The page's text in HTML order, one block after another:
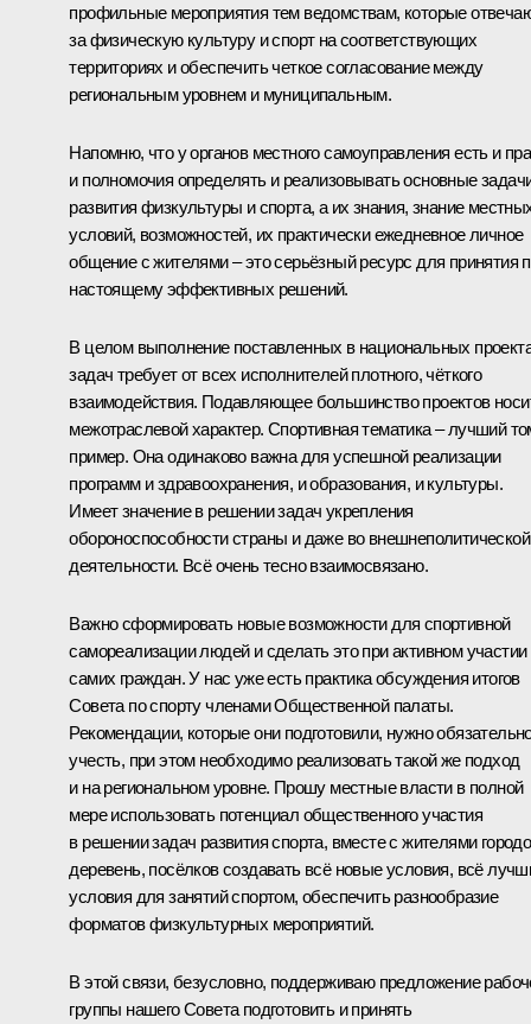
профильные мероприятия тем ведомствам, которые
за физическую культуру и спорт на соответствующих
территориях и обеспечить четкое согласование между
региональным уровнем и муниципальным.
Напомню, что у органов местного самоуправления есть и
и полномочия определять и реализовывать основные
развития физкультуры и спорта, а их знания, знание
условий, возможностей, их практически ежедневное личное
общение с жителями – это серьёзный ресурс для принятия
настоящему эффективных решений.
В целом выполнение поставленных в национальных
задач требует от всех исполнителей плотного, чёткого
взаимодействия. Подавляющее большинство проектов
межотраслевой характер. Спортивная тематика – лучший
пример. Она одинаково важна для успешной реализации
программ и здравоохранения, и образования, и культуры.
Имеет значение в решении задач укрепления
обороноспособности страны и даже во внешнеполитической
деятельности. Всё очень тесно взаимосвязано.
Важно сформировать новые возможности для спортивной
самореализации людей и сделать это при активном участии
самих граждан. У нас уже есть практика обсуждения итогов
Совета по спорту членами Общественной палаты.
Рекомендации, которые они подготовили, нужно
учесть, при этом необходимо реализовать такой же подход
и на региональном уровне. Прошу местные власти в полной
мере использовать потенциал общественного участия
в решении задач развития спорта, вместе с жителями
деревень, посёлков создавать всё новые условия, всё
условия для занятий спортом, обеспечить разнообразие
форматов физкультурных мероприятий.
В этой связи, безусловно, поддерживаю предложение
группы нашего Совета подготовить и принять